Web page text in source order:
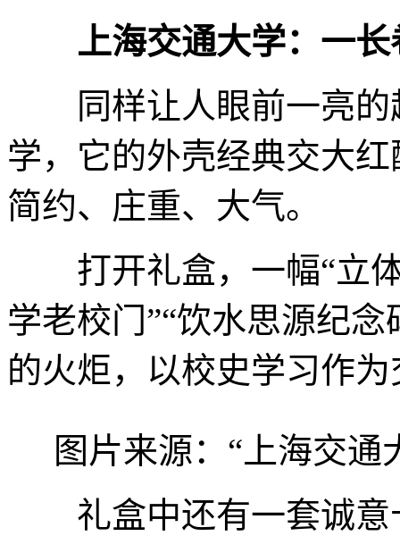
上海交通大学：一
同样让人眼前一亮的
学，它的外壳经典交大
简约、庄重、大气。
打开礼盒，一幅“立体
学老校门”“饮水思源纪
的火炬，以校史学习作
图片来源：“上海交通
礼盒中还有一套诚意